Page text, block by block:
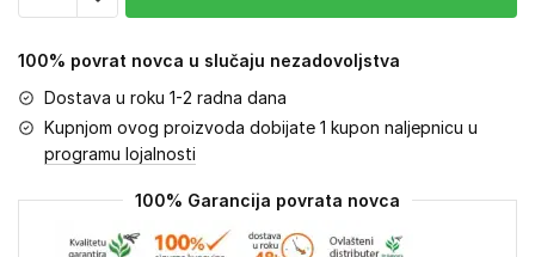
100% povrat novca u slučaju nezadovoljstva
Dostava u roku 1-2 radna dana
Kupnjom ovog proizvoda dobijate 1 kupon naljepnicu u
programu lojalnosti
100% Garancija povrata novca